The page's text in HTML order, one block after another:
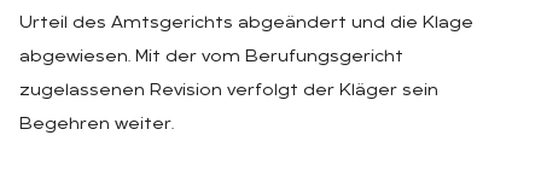
Urteil des Amtsgerichts abgeändert und die Klage
abgewiesen. Mit der vom Berufungsgericht
zugelassenen Revision verfolgt der Kläger sein
Begehren weiter.